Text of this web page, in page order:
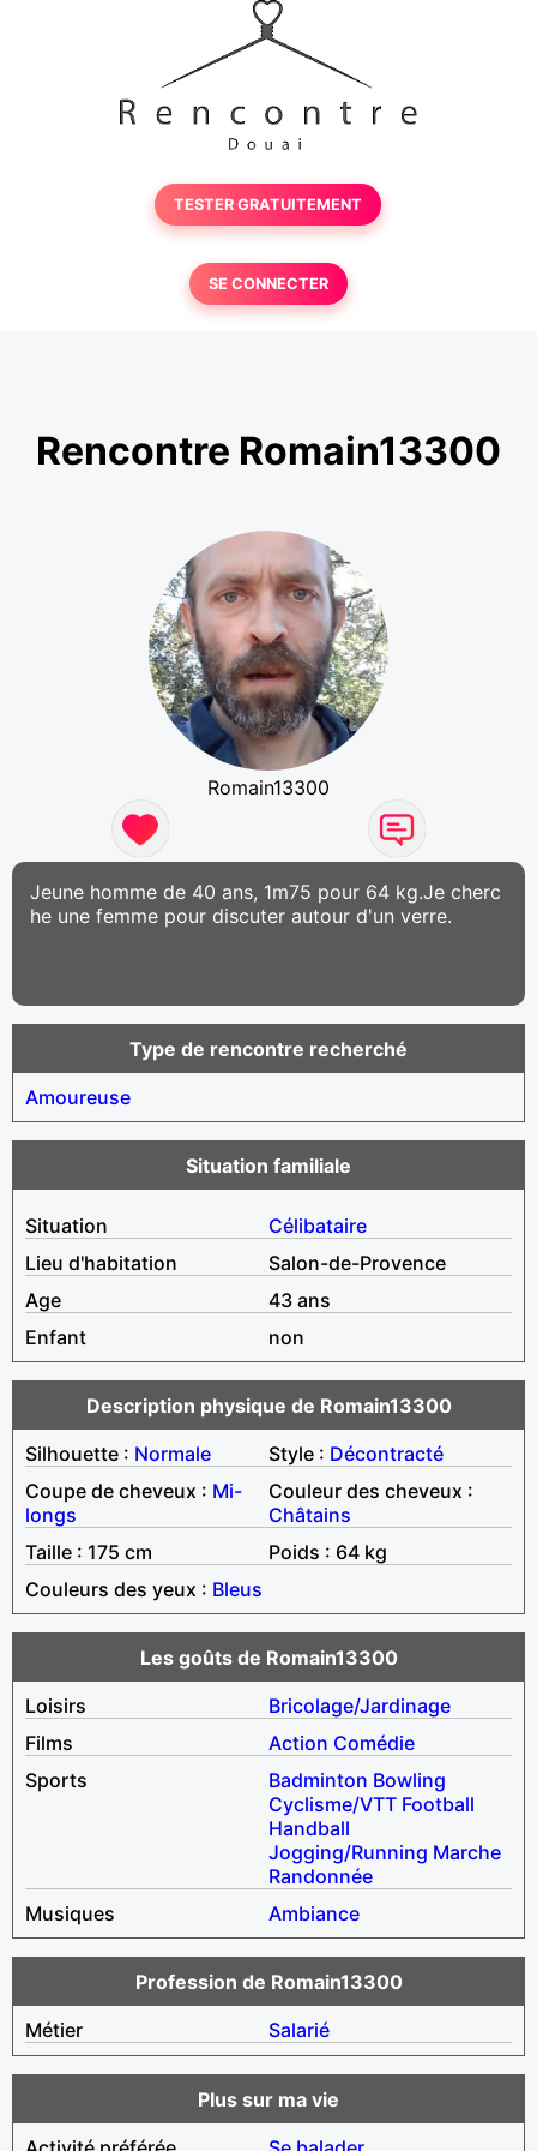
TESTER GRATUITEMENT
SE CONNECTER
Rencontre Romain13300
Romain13300
Jeune homme de 40 ans, 1m75 pour 64 kg.Je cherc
he une femme pour discuter autour d'un verre.
Type de rencontre recherché
Amoureuse
Situation familiale
Situation
Célibataire
Lieu d'habitation
Salon-de-Provence
Age
43 ans
Enfant
non
Description physique de Romain13300
Silhouette : Normale Style : Décontracté
Coupe de cheveux : Mi-
longs
Couleur des cheveux :
Châtains
Taille : 175 cm
Poids : 64 kg
Couleurs des yeux : Bleus
Les goûts de Romain13300
Loisirs
Bricolage/Jardinage
Films
Action Comédie
Sports
Badminton Bowling
Cyclisme/VTT Football
Handball
Jogging/Running Marche
Randonnée
Musiques
Ambiance
Profession de Romain13300
Métier
Salarié
Plus sur ma vie